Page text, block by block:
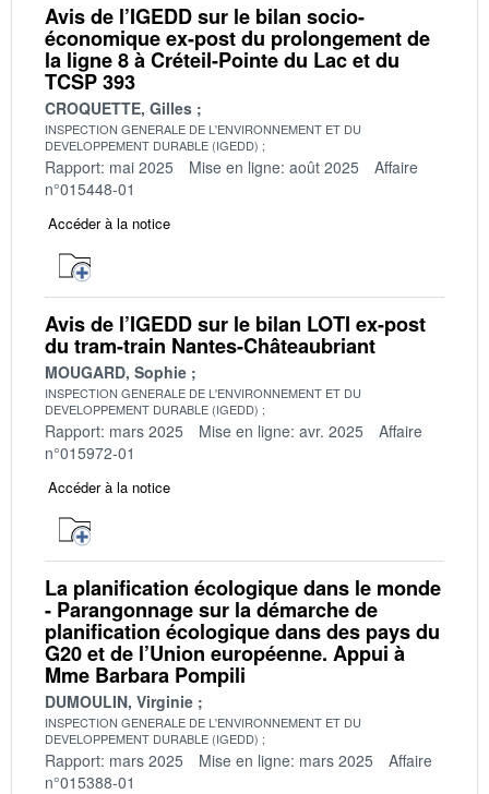
Avis de l’IGEDD sur le bilan socio-
économique ex-post du prolongement de
la ligne 8 à Créteil-Pointe du Lac et du
TCSP 393
CROQUETTE, Gilles
INSPECTION GENERALE DE L'ENVIRONNEMENT ET DU
DEVELOPPEMENT DURABLE (IGEDD)
Rapport: mai 2025 Mise en ligne: août 2025
Affaire
n°015448-01
Accéder à la notice
Avis de l’IGEDD sur le bilan LOTI ex-post
du tram-train Nantes-Châteaubriant
MOUGARD, Sophie
INSPECTION GENERALE DE L'ENVIRONNEMENT ET DU
DEVELOPPEMENT DURABLE (IGEDD)
Rapport: mars 2025 Mise en ligne: avr. 2025
Affaire
n°015972-01
Accéder à la notice
La planification écologique dans le monde
- Parangonnage sur la démarche de
planification écologique dans des pays du
G20 et de l’Union européenne. Appui à
Mme Barbara Pompili
DUMOULIN, Virginie
INSPECTION GENERALE DE L'ENVIRONNEMENT ET DU
DEVELOPPEMENT DURABLE (IGEDD)
Rapport: mars 2025 Mise en ligne: mars 2025
Affaire
n°015388-01